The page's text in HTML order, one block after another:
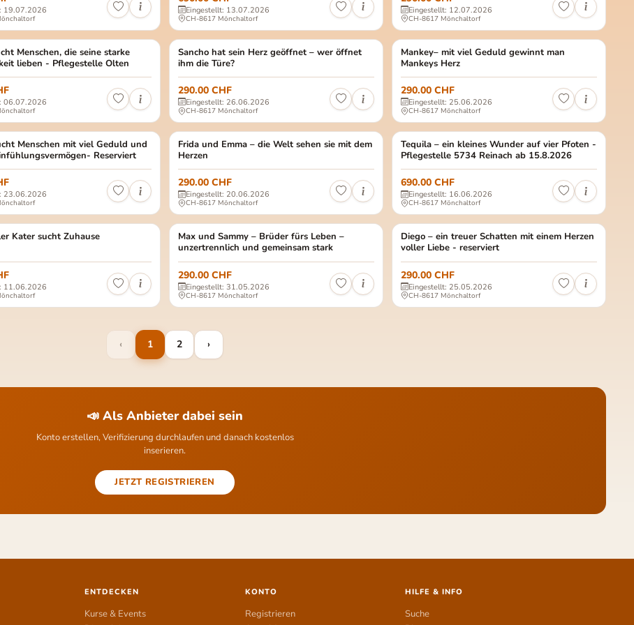
19.07.2026 Eingestellt: 13.07.2026
CH-8617 Mönchaltorf
Eingestellt: 12.07.2026
CH-8617 Mönchaltorf
und sie hat eine aktuelle Schulterhöhe von ca. 56 cm. Bretxa ist ein…
TIEREMenschen, die seine starke
lieben - Pflegestelle Olten
Olten Geschlecht: männlich, kastriert Alter: ca. Januar 2025 Europäisch Kurzhaar Aufenthaltsort: 4600 Olten Freigang C…
06.07.2026
TIERSCHUTZ TIERE
Sancho hat sein Herz geöffnet – wer öffnet
ihm die Türe?
Sancho Geschlecht: männlich, kastriert Alter: ca. Januar 2024 Gewicht: ca. 4 Kg Europäisch Kurzhaar
290.00 CHF
Eingestellt: 26.06.2026
CH-8617 Mönchaltorf
TIERSCHUTZ TIERE
Mankey– mit viel Geduld gewinnt man
Mankeys Herz
Mankey Geschlecht: männlich, kastriert Alter: ca.
290.00 CHF
Eingestellt: 25.06.2026
CH-8617 Mönchaltorf
4 Kg Europäisch Kurzhaar Pflegestelle: Calic Spanien Freigänger L…
TIEREMenschen mit viel Geduld und
Reserviert
kastriert Alter: ca. Dezember 2016 Siam Mix Pflegestelle: Mönchaltdorf Moritz – sucht Menschen mit viel Geduld und grossem…
23.06.2026
TIERSCHUTZ TIERE
Frida und Emma – die Welt sehen sie mit dem
Herzen
Frida und Emma Frida (schwarz-weiss) und Emma (getigert mit weiss) Geschlecht: Frida: Weiblich kastriert /
290.00 CHF
Eingestellt: 20.06.2026
CH-8617 Mönchaltorf
TIERSCHUTZ TIERE
Tequila – ein kleines Wunder auf vier Pfoten -
Pflegestelle 5734 Reinach ab 15.8.2026
Tequila Weiblich, noch unkastriert Geburtsdatum: ca.
690.00 CHF
Eingestellt: 16.06.2026
CH-8617 Mönchaltorf
Europäisch Kurzhaar Pflegestelle: Calic Spanien Wohnungskatze oder F…
TIERE
Kater sucht Zuhause
| kastriert geb. ca. 01/2023 Europäisch Kurzhaar Pflegestelle: Calic, Spanien Spike- Toller Kater sucht Zuhause Spike ist ei…
11.06.2026
TIERSCHUTZ TIERE
Max und Sammy – Brüder fürs Leben –
unzertrennlich und gemeinsam stark
Max (braun getigert) und Sammy (rot getigert) Max und Sammy: Männlich, kastriert Geburtsdatum: beide ca.
290.00 CHF
Eingestellt: 31.05.2026
CH-8617 Mönchaltorf
TIERSCHUTZ TIERE
Diego – ein treuer Schatten mit einem Herzen
voller Liebe - reserviert
Diego Diego: Männlich, kastriert Geburtsdatum: ca. Juni
290.00 CHF
Eingestellt: 25.05.2026
CH-8617 Mönchaltorf
‹ 1 2 ›
📣 Als Anbieter dabei sein
Konto erstellen, Verifizierung durchlaufen und danach kostenlos
inserieren.
JETZT REGISTRIEREN
ENTDECKEN
Kurse & Events
KONTO
Registrieren
HILFE & INFO
Suche